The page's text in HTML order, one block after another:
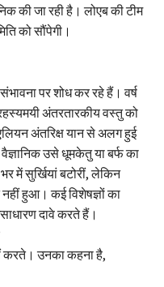
की जा रही है। लोएब की टीम
को सौंपेगी।
पर शोध कर रहे हैं। वर्ष
अंतरतारकीय वस्तु को
अंतरिक्ष यान से अलग हुई
उसे धूमकेतु या बर्फ का
में सुर्खियां बटोरीं, लेकिन
हुआ। कई विशेषज्ञों का
दावे करते हैं।
करते। उनका कहना है,